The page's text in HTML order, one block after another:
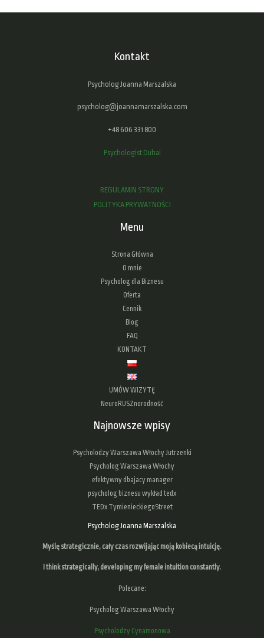
Kontakt
Psycholog Joanna Marszalska
psycholog@joannamarszalska.com
+48 606 331 800
Psychologist Dubai
REGULAMIN STRONY
POLITYKA PRYWATNOŚCI
Menu
Strona Główna
O mnie
Psycholog dla Biznesu
Oferta
Cennik
Blog
FAQ
KONTAKT
UMÓW WIZYTĘ
NeuroRUSZnorodność
Najnowsze wpisy
Psycholodzy Warszawa Włochy Jutrzenki
Psycholog Warszawa Włochy
efektywny dbajacy manager
psycholog biznesu wykład tedx
TEDx TymienieckiegoStreet
Psycholog Joanna Marszalska
Myślę strategicznie, cały czas rozwijając moją kobiecą intuicję.
I think strategically, developing my female intuition constantly.
Polecane:
Psycholog Warszawa Włochy
Psycholodzy Cynamonowa